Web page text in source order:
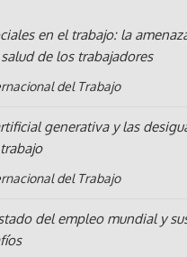
en el trabajo: la
de los trabajadores
del Trabajo
generativa y las
del Trabajo
del empleo mundial y